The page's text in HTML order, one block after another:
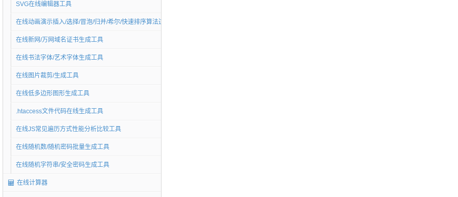
SVG在线编辑器工具
在线动画演示插入/选择/冒泡/归并/希尔/快速排序算法过程工具
在线新网/万网域名证书生成工具
在线书法字体/艺术字体生成工具
在线图片裁剪/生成工具
在线低多边形图形生成工具
.htaccess文件代码在线生成工具
在线JS常见遍历方式性能分析比较工具
在线随机数/随机密码批量生成工具
在线随机字符串/安全密码生成工具
在线计算器